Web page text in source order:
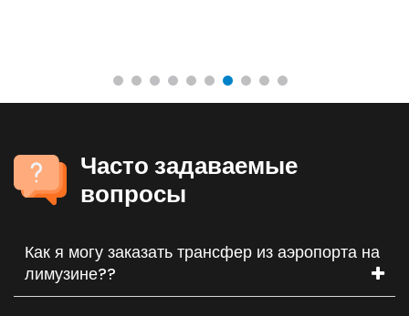
Часто задаваемые
вопросы
Как я могу заказать трансфер из аэропорта на
лимузине??